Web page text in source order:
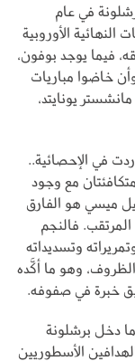
في عام
النهائية الأوروبية
فيما يوجد بوفون،
وأن خاضوا مباريات
يونايتد،
في الإحصائية..
مع وجود
ميسي هو الفارق
فالنجم
وتسديداته
وهو ما أكَّده
خبرة في صفوفه.
في عام 1994م حينما دخل برشلونة
الأسطوريين